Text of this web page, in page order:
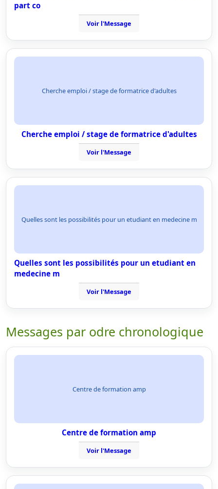
part co
Voir l'Message
Cherche emploi / stage de formatrice d'adultes
Cherche emploi / stage de formatrice d'adultes
Voir l'Message
Quelles sont les possibilités pour un etudiant en medecine m
Quelles sont les possibilités pour un etudiant en
medecine m
Voir l'Message
Messages par odre chronologique
Centre de formation amp
Centre de formation amp
Voir l'Message